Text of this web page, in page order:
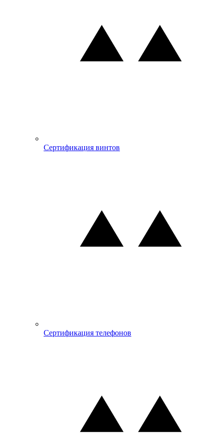
Сертификация винтов
Сертификация телефонов